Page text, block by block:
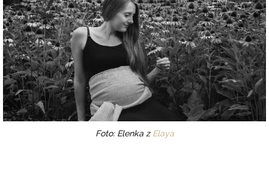
Foto: Elenka z Elaya